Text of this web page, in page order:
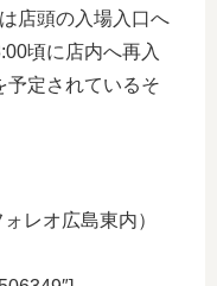
店頭の入場入口へ
頃に店内へ再入
予定されているそ
レオ広島東内）